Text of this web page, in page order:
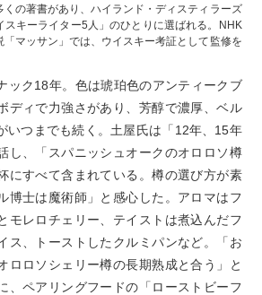
くの著書があり、ハイランド・ディスティラーズ
スキーライター5人」のひとりに選ばれる。NHK
「マッサン」では、ウイスキー考証として監修を
ック18年。色は琥珀色のアンティークブ
ディで力強さがあり、芳醇で濃厚、ベル
いつまでも続く。土屋氏は「12年、15年
し、「スパニッシュオークのオロロソ樽
にすべて含まれている。樽の選び方が素
博士は魔術師」と感心した。アロマはフ
モレロチェリー、テイストは煮込んだフ
ス、トーストしたクルミパンなど。「お
ロロソシェリー樽の長期熟成と合う」と
、ペアリングフードの「ローストビーフ